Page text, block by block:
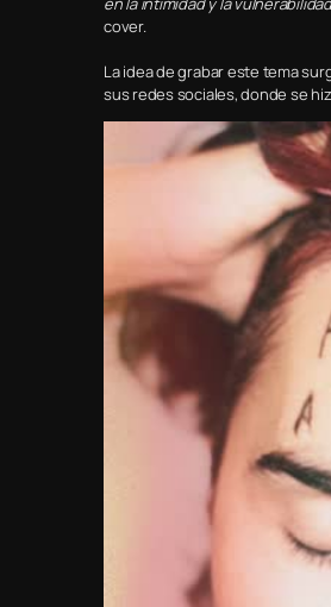
cover.
La idea de grabar este tema
sus redes sociales, donde se